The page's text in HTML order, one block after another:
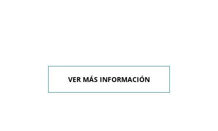
VER MÁS INFORMACIÓN